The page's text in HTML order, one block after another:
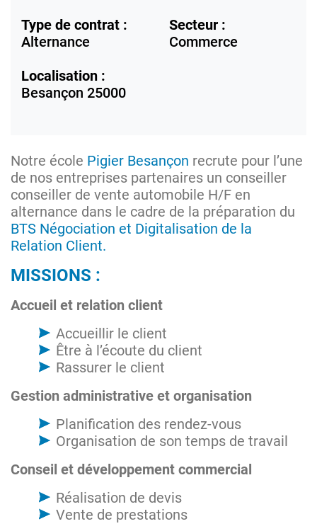
Type de contrat :
Alternance
Secteur :
Commerce
Localisation :
Besançon 25000
Notre école Pigier Besançon recrute pour l’une
de nos entreprises partenaires un conseiller
conseiller de vente automobile H/F en
alternance dans le cadre de la préparation du
BTS Négociation et Digitalisation de la
Relation Client.
MISSIONS :
Accueil et relation client
Accueillir le client
Être à l’écoute du client
Rassurer le client
Gestion administrative et organisation
Planification des rendez-vous
Organisation de son temps de travail
Conseil et développement commercial
Réalisation de devis
Vente de prestations